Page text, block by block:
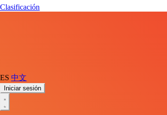
ES 中文
Iniciar sesión
Clasificación